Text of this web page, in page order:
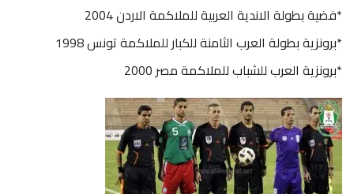
*فضية بطولة الاندية العربية للملاكمة الاردن 2004
*برونزية بطولة العرب الثامنة للكبار للملاكمة تونس 1998
*برونزية العرب للشباب للملاكمة مصر 2000